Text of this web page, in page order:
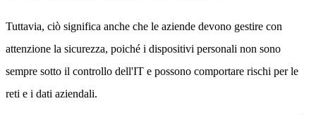
Tuttavia, ciò significa anche che le aziende devono gestire con
attenzione la sicurezza, poiché i dispositivi personali non sono
sempre sotto il controllo dell'IT e possono comportare rischi per le
reti e i dati aziendali.